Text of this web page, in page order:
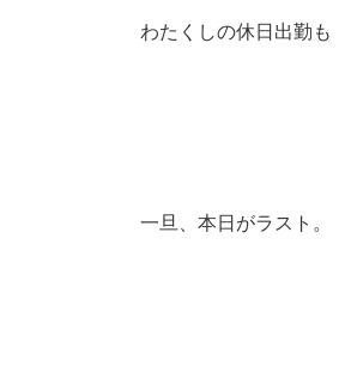
わたくしの休日出勤も
一旦、本日がラスト。